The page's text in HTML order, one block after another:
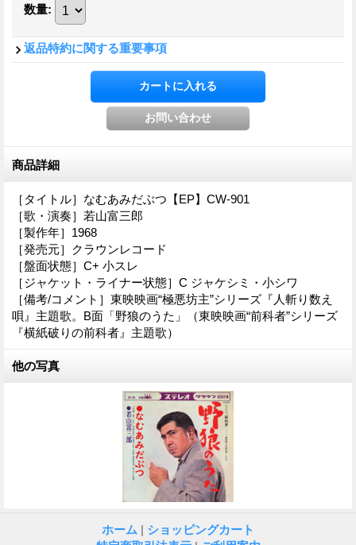
数量:
返品特約に関する重要事項
商品詳細
［タイトル］なむあみだぶつ【EP】CW-901
［歌・演奏］若山富三郎
［製作年］1968
［発売元］クラウンレコード
［盤面状態］C+ 小スレ
［ジャケット・ライナー状態］C ジャケシミ・小シワ
［備考/コメント］東映映画“極悪坊主”シリーズ『人斬り数え
唄』主題歌。B面「野狼のうた」（東映映画“前科者”シリーズ
『横紙破りの前科者』主題歌）
他の写真
ホーム | ショッピングカート